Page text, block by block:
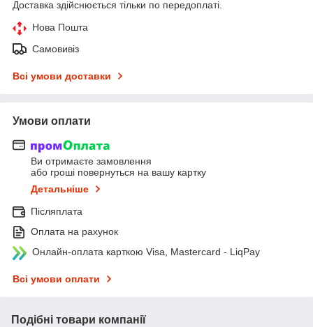
Доставка здійснюється тільки по передоплаті.
Нова Пошта
Самовивіз
Всі умови доставки
Умови оплати
Ви отримаєте замовлення
або гроші повернуться на вашу картку
Детальніше
Післяплата
Оплата на рахунок
Онлайн-оплата карткою Visa, Mastercard - LiqPay
Всі умови оплати
Подібні товари компанії